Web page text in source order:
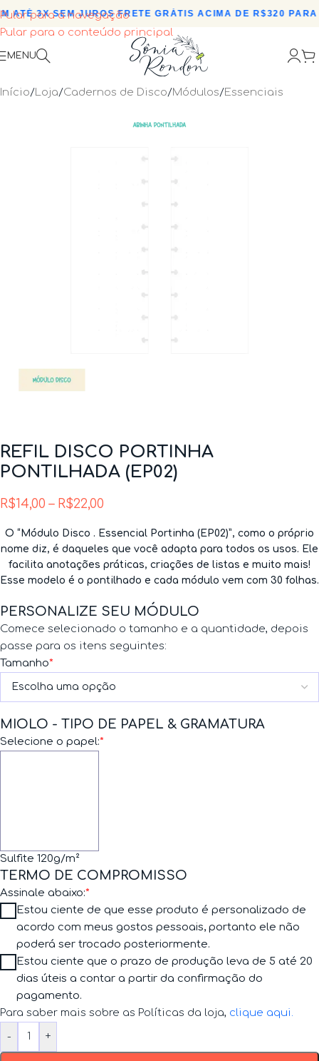
Pular para a navegação
Pular para o conteúdo principal
ATÉ 3X SEM JUROS•FRETE GRÁTIS ACIMA DE R$320 PARA
MENU
Início/Loja/Cadernos de Disco/Módulos/Essenciais
REFIL DISCO PORTINHA
PONTILHADA (EP02)
R$14,00 – R$22,00
O “Módulo Disco . Essencial Portinha (EP02)”, como o próprio
nome diz, é daqueles que você adapta para todos os usos. Ele
facilita anotações práticas, criações de listas e muito mais!
Esse modelo é o pontilhado e cada módulo vem com 30 folhas.
PERSONALIZE SEU MÓDULO
Comece selecionado o tamanho e a quantidade, depois
passe para os itens seguintes:
*
Tamanho
MIOLO - TIPO DE PAPEL & GRAMATURA
*
Selecione o papel:
Sulfite 120g/m²
TERMO DE COMPROMISSO
*
Assinale abaixo:
Para saber mais sobre as Políticas da loja, clique aqui.
Estou ciente de que esse produto é personalizado de
acordo com meus gostos pessoais, portanto ele não
poderá ser trocado posteriormente.
Estou ciente que o prazo de produção leva de 5 até 20
dias úteis a contar a partir da confirmação do
pagamento.
- +